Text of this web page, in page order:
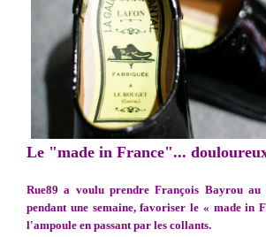
Le "made in France"...
Rue89 a voulu prendre François Bayrou
pendant une semaine, favoriser le « made in
l'ampoule en passant par les collants.